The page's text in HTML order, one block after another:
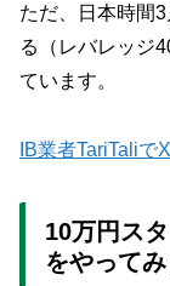
ただ、日本時間
る（レバレッジ
ています。
IB業者TariTaliで
10万円ス
をやってみ